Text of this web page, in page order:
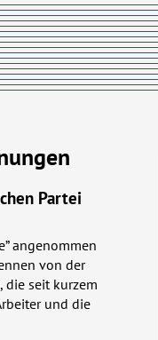
Partei
angenommen
von der
die seit kurzem
und die